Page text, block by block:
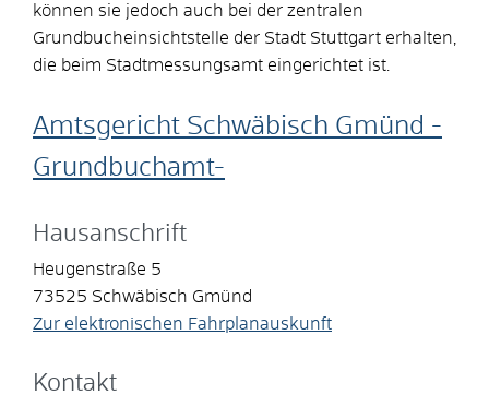
können sie jedoch auch bei der zentralen
Grundbucheinsichtstelle der Stadt Stuttgart erhalten,
die beim Stadtmessungsamt eingerichtet ist.
Amtsgericht Schwäbisch Gmünd -
Grundbuchamt-
Hausanschrift
Heugenstraße 5
73525 Schwäbisch Gmünd
Zur elektronischen Fahrplanauskunft
Kontakt